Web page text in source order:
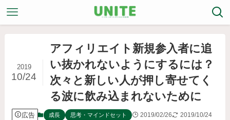
アフィリエイト新規参入者に追
い抜かれないようにするには？
次々と新しい人が押し寄せてく
る波に飲み込まれないために
2019
10/24
広告 成長 思考・マインドセット 2019/02/26 2019/10/24